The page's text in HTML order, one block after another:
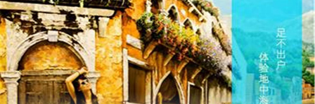
